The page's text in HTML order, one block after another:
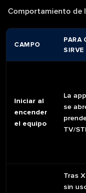
Comportamiento de
CAMPO
PARA
SIRVE
Iniciar al
encender
el equipo
La
se
TV/
Tras
sin